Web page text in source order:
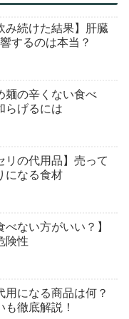
み続けた結果】肝臓
するのは本当？
麺の辛くない食べ
らげるには
リの代用品】売って
になる食材
べない方がいい？】
険性
用になる商品は何？
徹底解説！